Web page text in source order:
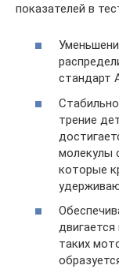
показателей в
стандарт
трение
молекулы
которые
таких